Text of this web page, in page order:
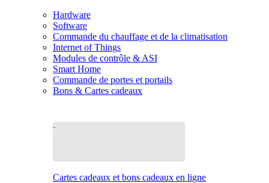
Hardware
Software
Commande du chauffage et de la climatisation
Internet of Things
Modules de contrôle & ASI
Smart Home
Commande de portes et portails
Bons & Cartes cadeaux
Cartes cadeaux et bons cadeaux en ligne